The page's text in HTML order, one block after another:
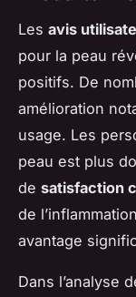
Les avis
pour la peau
positifs. De
amélioration
usage. Les
peau est plus
de satisfaction
de
avantage
Dans l’analyse